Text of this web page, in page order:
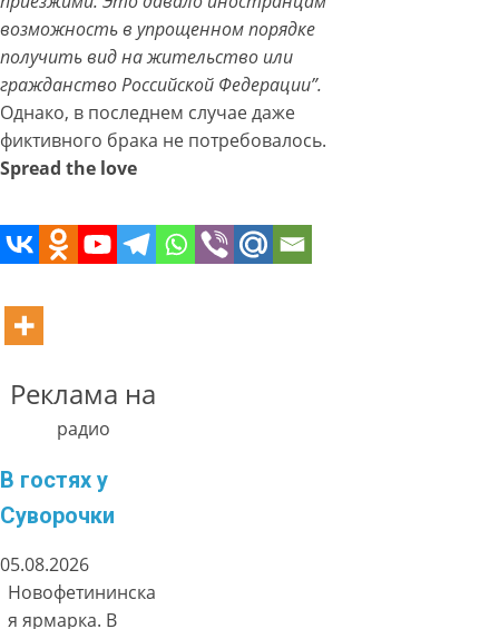
возможность в упрощенном порядке
получить вид на жительство или
гражданство Российской Федерации”.
Однако, в последнем случае даже
фиктивного брака не потребовалось.
Spread the love
Реклама на
радио
В гостях у
Суворочки
05.08.2026
Новофетининска
я ярмарка. В